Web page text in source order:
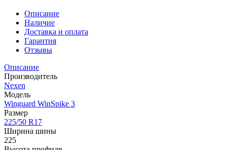
Описание
Наличие
Доставка и оплата
Гарантия
Отзывы
Описание
Производитель
Nexen
Модель
Winguard WinSpike 3
Размер
225/50 R17
Ширина шины
225